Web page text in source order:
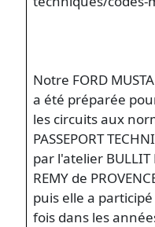
Notre FORD
a été préparée
les circuits aux
PASSEPORT
par l'atelier BULLIT
REMY de
puis elle a participé
fois dans les